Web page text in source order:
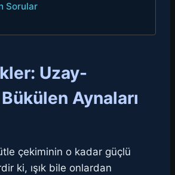
Sorular
Uzay-
Aynaları
çekiminin o kadar güçlü
ki, ışık bile onlardan